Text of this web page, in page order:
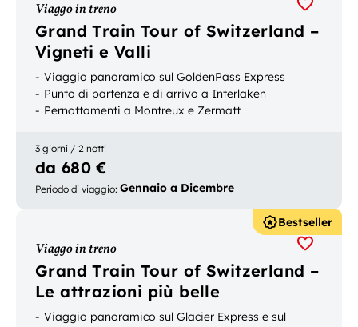
Viaggo in treno
Grand Train Tour of Switzerland –
Vigneti e Valli
Viaggio panoramico sul GoldenPass Express
Punto di partenza e di arrivo a Interlaken
Pernottamenti a Montreux e Zermatt
3 giorni / 2 notti
da 680 €
Periodo di viaggio: Gennaio a Dicembre
Bestseller
Viaggo in treno
Grand Train Tour of Switzerland –
Le attrazioni più belle
Viaggio panoramico sul Glacier Express e sul